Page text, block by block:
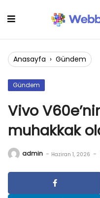
Anasayfa › Gündem
Gündem
Vivo
muhakkak
admin - Haziran 1, 2026 -